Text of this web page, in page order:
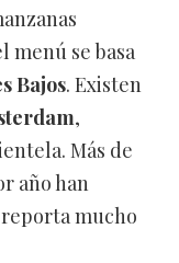
menú se basa
Bajos. Existen
,
Más de
año han
mucho